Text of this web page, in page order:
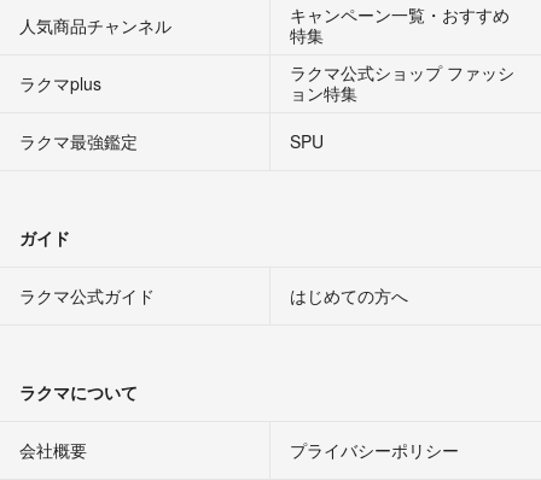
人気商品チャンネル
キャンペーン一覧・おすすめ
特集
ラクマplus
ラクマ公式ショップ ファッシ
ョン特集
ラクマ最強鑑定
SPU
ガイド
ラクマ公式ガイド はじめての方へ
ラクマについて
会社概要 プライバシーポリシー